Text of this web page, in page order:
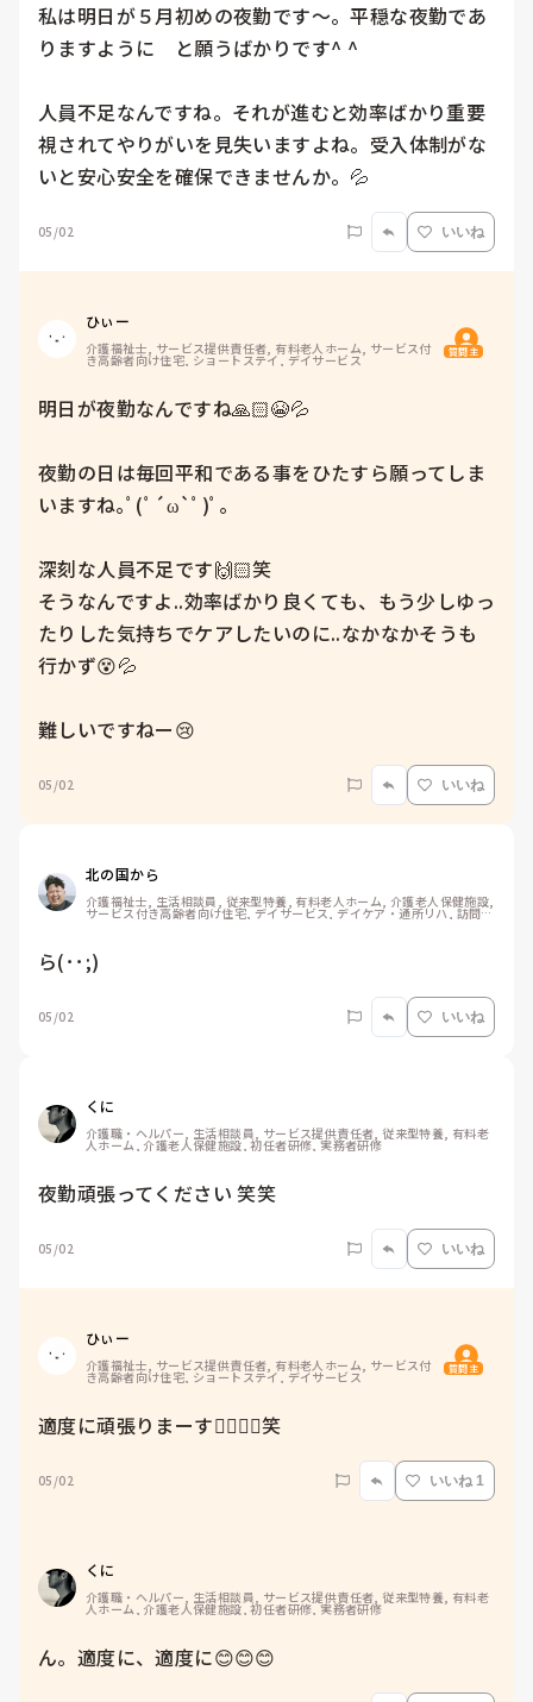
私は明日が５月初めの夜勤です〜。平穏な夜勤であ
りますように　と願うばかりです^ ^
人員不足なんですね。それが進むと効率ばかり重要
視されてやりがいを見失いますよね。受入体制がな
いと安心安全を確保できませんか。💦
05/02 いいね
ひぃー
介護福祉士, サービス提供責任者, 有料老人ホーム, サービス付
き高齢者向け住宅, ショートステイ, デイサービス 質問主
明日が夜勤なんですね🙏🏻😭💦
夜勤の日は毎回平和である事をひたすら願ってしま
いますね｡ﾟ(ﾟ´ω`ﾟ)ﾟ｡
深刻な人員不足です🙌🏻笑
そうなんですよ..効率ばかり良くても、もう少しゆっ
たりした気持ちでケアしたいのに..なかなかそうも
行かず😵💦
難しいですねー😢
05/02 いいね
北の国から
介護福祉士, 生活相談員, 従来型特養, 有料老人ホーム, 介護老人保健施設,
サービス付き高齢者向け住宅, デイサービス, デイケア・通所リハ, 訪問介
護, ユニット型特養, 障害者支援施設, 訪問入浴
ら(･･;)
05/02 いいね
くに
介護職・ヘルパー, 生活相談員, サービス提供責任者, 従来型特養, 有料老
人ホーム, 介護老人保健施設, 初任者研修, 実務者研修
夜勤頑張ってください 笑笑
05/02 いいね
ひぃー
介護福祉士, サービス提供責任者, 有料老人ホーム, サービス付
き高齢者向け住宅, ショートステイ, デイサービス 質問主
適度に頑張りまーす🙋🏻‍♀️✨笑
05/02 いいね 1
くに
介護職・ヘルパー, 生活相談員, サービス提供責任者, 従来型特養, 有料老
人ホーム, 介護老人保健施設, 初任者研修, 実務者研修
ん。適度に、適度に😊😊😊